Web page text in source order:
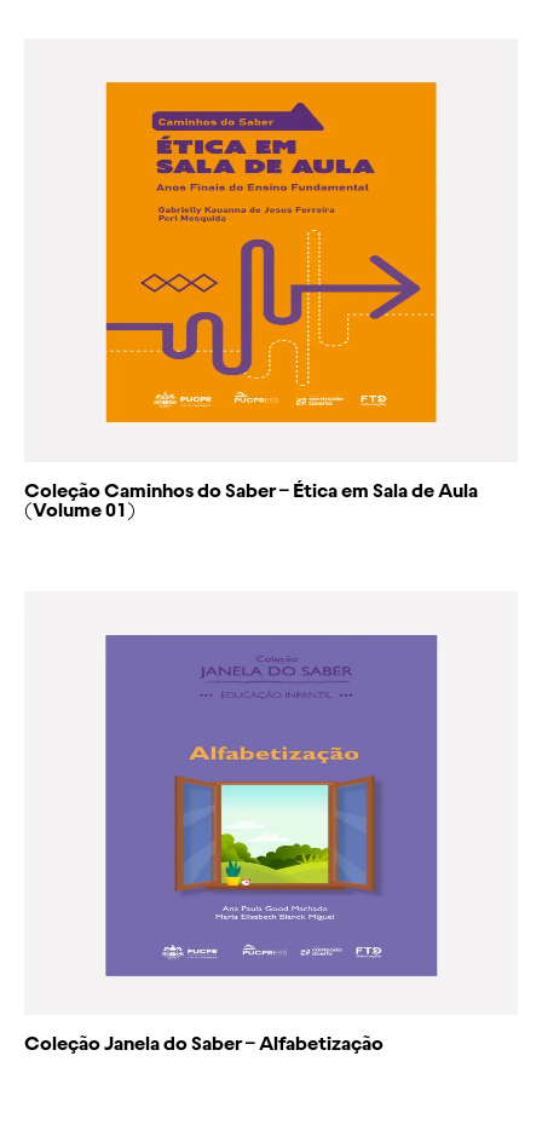
Coleção Caminhos do Saber – Ética em Sala de Aula
(Volume 01)
Coleção Janela do Saber – Alfabetização